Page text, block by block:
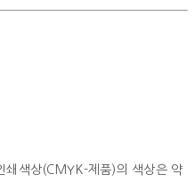
색상(CMYK-제품)의 색상은 약